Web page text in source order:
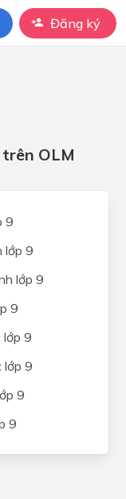
Đăng ký
OLM
9
lớp 9
lớp 9
9
lớp 9
lớp 9
9
9